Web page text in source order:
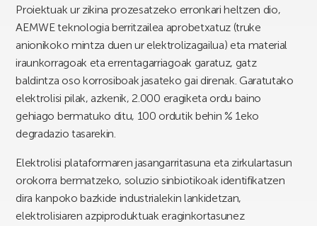
Proiektuak ur zikina prozesatzeko erronkari heltzen dio,
AEMWE teknologia berritzailea aprobetxatuz (truke
anionikoko mintza duen ur elektrolizagailua) eta material
iraunkorragoak eta errentagarriagoak garatuz, gatz
baldintza oso korrosiboak jasateko gai direnak. Garatutako
elektrolisi pilak, azkenik, 2.000 eragiketa ordu baino
gehiago bermatuko ditu, 100 ordutik behin % 1eko
degradazio tasarekin.
Elektrolisi plataformaren jasangarritasuna eta zirkulartasun
orokorra bermatzeko, soluzio sinbiotikoak identifikatzen
dira kanpoko bazkide industrialekin lankidetzan,
elektrolisiaren azpiproduktuak eraginkortasunez